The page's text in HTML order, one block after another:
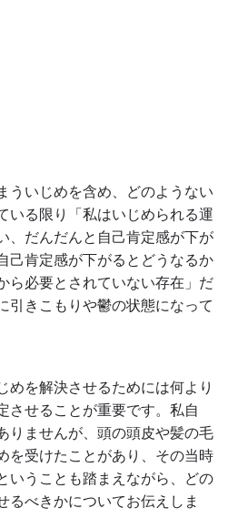
ういじめを含め、どのようない
いる限り「私はいじめられる運
、だんだんと自己肯定感が下が
己肯定感が下がるとどうなるか
ら必要とされていない存在」だ
引きこもりや鬱の状態になって
めを解決させるためには何より
させることが重要です。私自
りませんが、頭の頭皮や髪の毛
を受けたことがあり、その当時
いうことも踏まえながら、どの
るべきかについてお伝えしま